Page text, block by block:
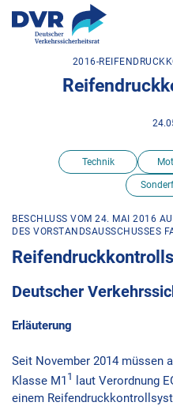
ZUM HAUPTINHALT
ZUR SUCHE SPRINGEN
2016-
Technik
BESCHLUSS VOM 24. MAI 2016
DES VORSTANDSAUSSCHUSSES
Deutscher
Erläuterung
Seit November 2014 müssen
Klasse M1 1
laut Verordnung
einem